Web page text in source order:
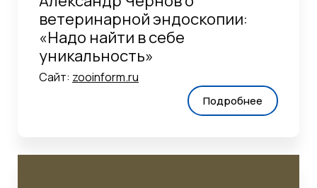
ветеринарной эндоскопии:
«Надо найти в себе
уникальность»
Сайт: zooinform.ru
Подробнее